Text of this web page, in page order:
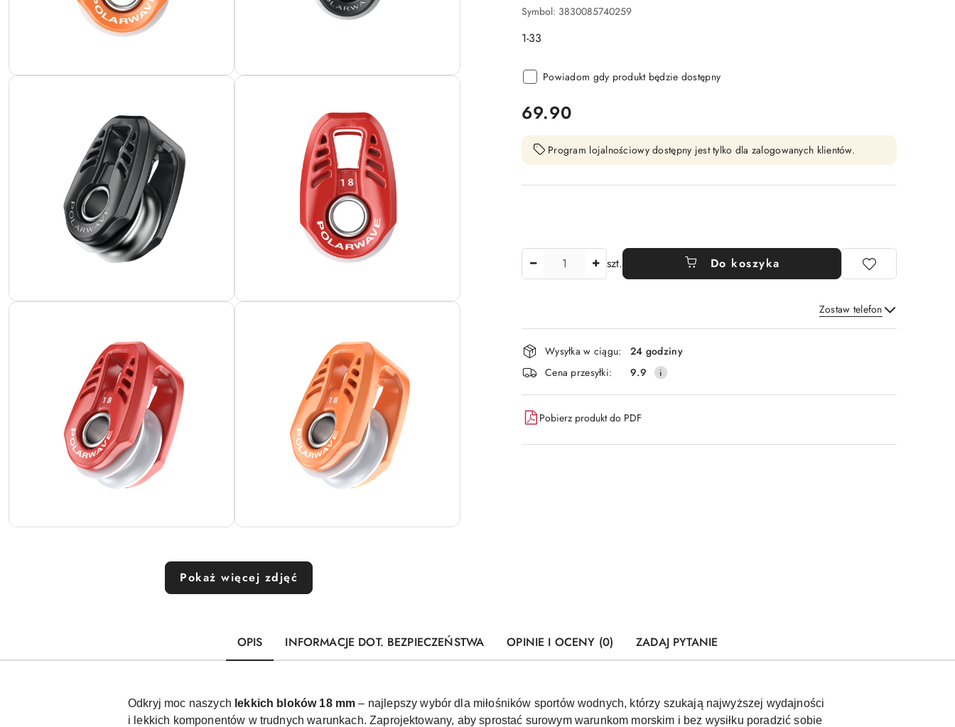
Pokaż więcej zdjęć
Symbol: 3830085740259
1-33
Powiadom gdy produkt będzie dostępny
cena:
69.90
Program lojalnościowy dostępny jest tylko dla zalogowanych klientów.
szt. Do koszyka
Zostaw telefon
Wyślij
Dostępność
i
dostawa
Wysyłka w ciągu:
24 godziny
Cena przesyłki:
9.9
Pobierz produkt do PDF
OPIS INFORMACJE DOT. BEZPIECZEŃSTWA OPINIE I OCENY (0) ZADAJ PYTANIE
Odkryj moc naszych lekkich bloków 18 mm– najlepszy wybór dla miłośników sportów wodnych, którzy szukają najwyższej wydajności
i lekkich komponentów w trudnych warunkach. Zaprojektowany, aby sprostać surowym warunkom morskim i bez wysiłku poradzić sobie